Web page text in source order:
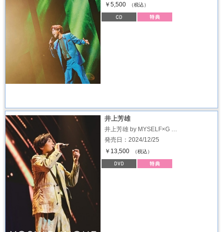
￥5,500
（税込）
井上芳雄
井上芳雄 by MYSELF×G …
発売日：2024/12/25
￥13,500
（税込）